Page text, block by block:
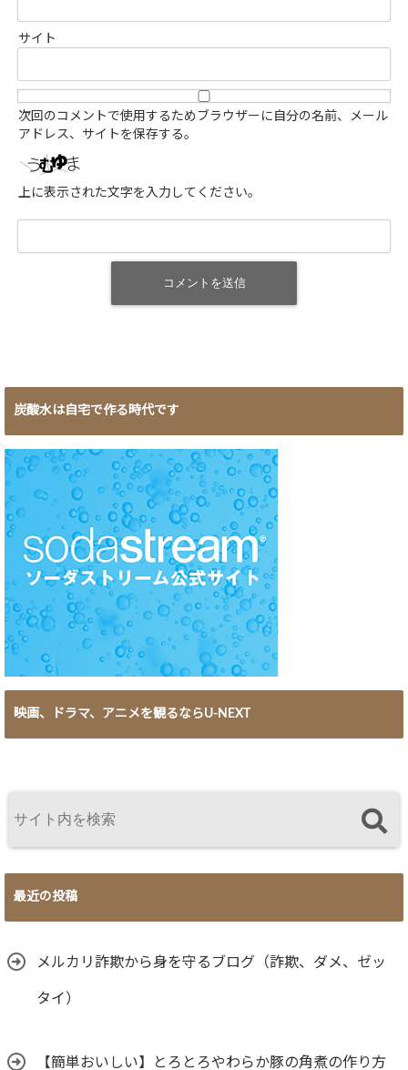
サイト
次回のコメントで使用するためブラウザーに自分の名前、メール
アドレス、サイトを保存する。
上に表示された文字を入力してください。
炭酸水は自宅で作る時代です
映画、ドラマ、アニメを観るならU-NEXT
最近の投稿
メルカリ詐欺から身を守るブログ（詐欺、ダメ、ゼッ
タイ）
【簡単おいしい】とろとろやわらか豚の角煮の作り方